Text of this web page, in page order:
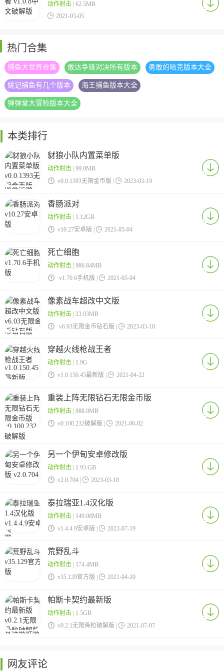
动作射击| 62.5MB
 2021-05-05
热门合集
捕鱼大世界合集 敢达争锋对决所有版本 勇敢的哈克版本大全
姚记捕鱼有几个版本 海王捕鱼版本大全
弹弹堂大冒险版本大全
本类排行
豺狼小队内置菜单版
动作射击| 99.0MB
 v0.0.1393无限金币版 |  2023-03-19
香肠派对
动作射击| 1.12GB
 v10.27安卓版 |  2021-05-04
死亡细胞
动作射击| 986.84MB
 v1.70.6手机版 |  2021-05-04
像素战车超改中文版
动作射击| 23.03MB
 v6.03无限金币钻石版 |  2023-03-18
穿越火线枪战王者
动作射击| 1.9G
 v1.0.150.45最新版 |  2021-04-22
重装上阵无限钻石无限金币版
动作射击| 988.0MB
 v0.100.232破解版 |  2021-06-02
另一个伊甸安卓修改版
动作射击| 1.93 GB
 v2.0.704 |  2023-03-18
泰拉瑞亚1.4汉化版
动作射击| 149.08MB
 v1.4.4.9安卓版 |  2023-07-19
荒野乱斗
动作射击| 174.4MB
 v35.129官方版 |  2021-04-20
帕斯卡契约最新版
动作射击| 1.5GB
 v0.2.1无限骨粒破解版 |  2021-07-07
网友评论